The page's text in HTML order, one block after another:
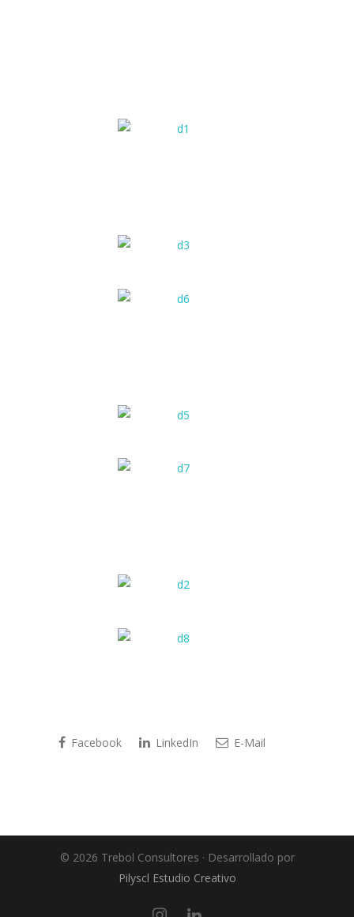
Facebook LinkedIn E-Mail
© 2026 Trebol Consultores · Desarrollado por
Pilyscl Estudio Creativo